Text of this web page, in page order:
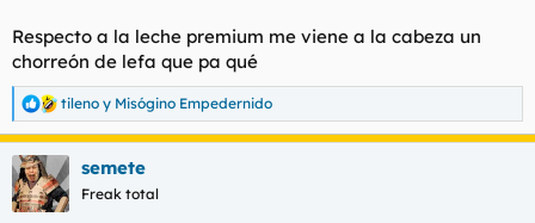
Respecto a la leche premium me viene a la cabeza un
chorreón de lefa que pa qué
R
e
c
c
i
tileno y Misógino Empedernido
semete
Freak total